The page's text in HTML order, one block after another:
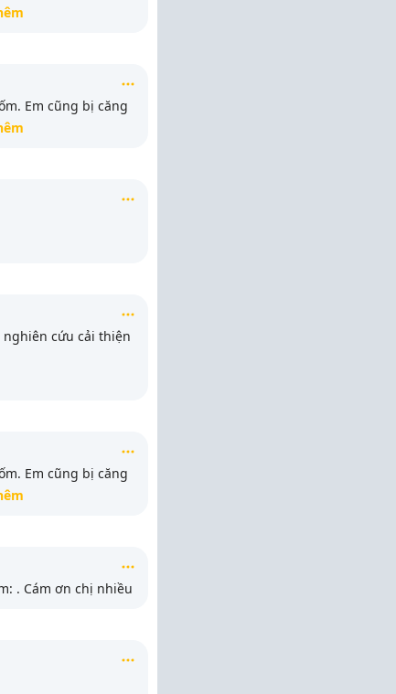
Em cũng bị căng
cứu cải thiện
Em cũng bị căng
. Cám ơn chị nhiều